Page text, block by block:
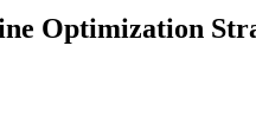
Optimization